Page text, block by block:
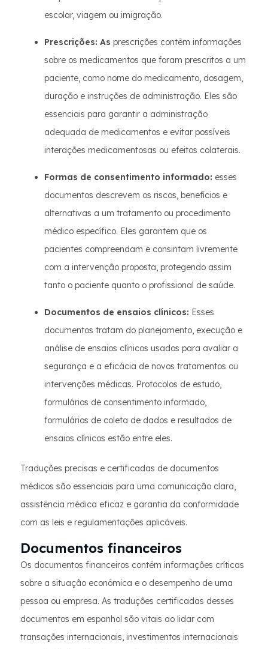
escolar, viagem ou imigração.
Prescrições: As prescrições contêm informações
sobre os medicamentos que foram prescritos a um
paciente, como nome do medicamento, dosagem,
duração e instruções de administração. Eles são
essenciais para garantir a administração
adequada de medicamentos e evitar possíveis
interações medicamentosas ou efeitos colaterais.
Formas de consentimento informado: esses
documentos descrevem os riscos, benefícios e
alternativas a um tratamento ou procedimento
médico específico. Eles garantem que os
pacientes compreendam e consintam livremente
com a intervenção proposta, protegendo assim
tanto o paciente quanto o profissional de saúde.
Documentos de ensaios clínicos: Esses
documentos tratam do planejamento, execução e
análise de ensaios clínicos usados para avaliar a
segurança e a eficácia de novos tratamentos ou
intervenções médicas. Protocolos de estudo,
formulários de consentimento informado,
formulários de coleta de dados e resultados de
ensaios clínicos estão entre eles.
Traduções precisas e certificadas de documentos
médicos são essenciais para uma comunicação clara,
assistência médica eficaz e garantia da conformidade
com as leis e regulamentações aplicáveis.
Documentos financeiros
Os documentos financeiros contêm informações críticas
sobre a situação econômica e o desempenho de uma
pessoa ou empresa. As traduções certificadas desses
documentos em espanhol são vitais ao lidar com
transações internacionais, investimentos internacionais